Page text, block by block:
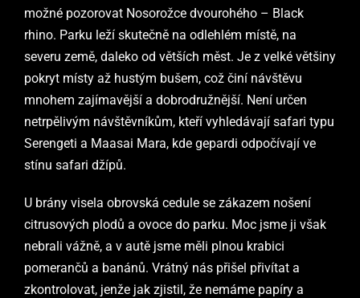
možné pozorovat Nosorožce dvourohého – Black
rhino. Parku leží skutečně na odlehlém místě, na
severu země, daleko od větších měst. Je z velké většiny
pokryt místy až hustým bušem, což činí návštěvu
mnohem zajímavější a dobrodružnější. Není určen
netrpělivým návštěvníkům, kteří vyhledávají safari typu
Serengeti a Maasai Mara, kde gepardi odpočívají ve
stínu safari džípů.
U brány visela obrovská cedule se zákazem nošení
citrusových plodů a ovoce do parku. Moc jsme ji však
nebrali vážně, a v autě jsme měli plnou krabici
pomerančů a banánů. Vrátný nás přišel přivítat a
zkontrolovat, jenže jak zjistil, že nemáme papíry a